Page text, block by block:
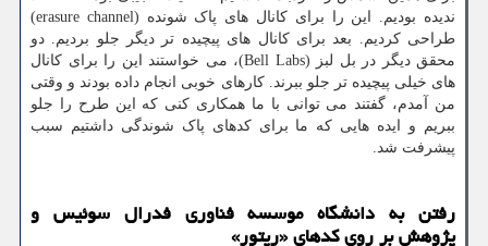
ندیده بودیم. این را برای کانال های پاک شونده (erasure channel)
طراحی کردیم. بعد برای کانال های پیچیده تر دیگر جلو بردیم. دو
محقق دیگر در بل لبز (Bell Labs)، می خواستند این را برای کانال
های خیلی پیچیده تر جلو ببرند. کارهای خوبی انجام داده بودند و وقتی
من آمدم، گفتند می توانی با ما همکاری کنی که این طرح را جلو
ببریم و ایده هایی که ما برای کدهای پاک شوندگی داشتیم سبب
پیشرفت شد.
رفتن به دانشگاه موسسه فناوری فدرال سوئیس و
پژوهش بر روی کدهای «رپتور»